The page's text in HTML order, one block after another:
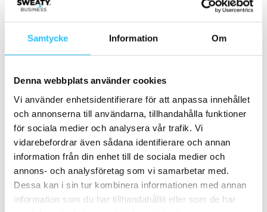
Samtycke Information Om
Denna webbplats använder cookies
Vi använder enhetsidentifierare för att anpassa innehållet
och annonserna till användarna, tillhandahålla funktioner
för sociala medier och analysera vår trafik. Vi
vidarebefordrar även sådana identifierare och annan
information från din enhet till de sociala medier och
annons- och analysföretag som vi samarbetar med.
Dessa kan i sin tur kombinera informationen med annan
information som du har tillhandahållit eller som de har
Business
fd koncernchef Thule, till ny
styrelseordförande
Business
BODY BIKE firar 25 år!
REPEAT FITNESS öppnar i